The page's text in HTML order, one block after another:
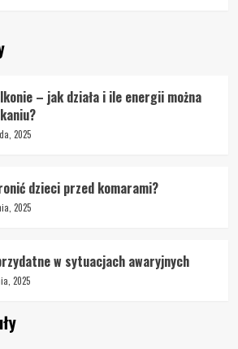
– jak działa i ile energii można
2025
dzieci przed komarami?
2025
w sytuacjach awaryjnych
2025